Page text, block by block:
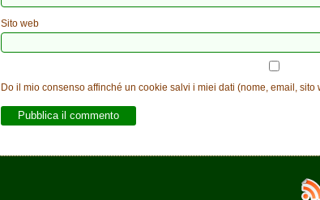
Sito web
Do il mio consenso affinché un cookie salvi i miei dati (nome, email, sito